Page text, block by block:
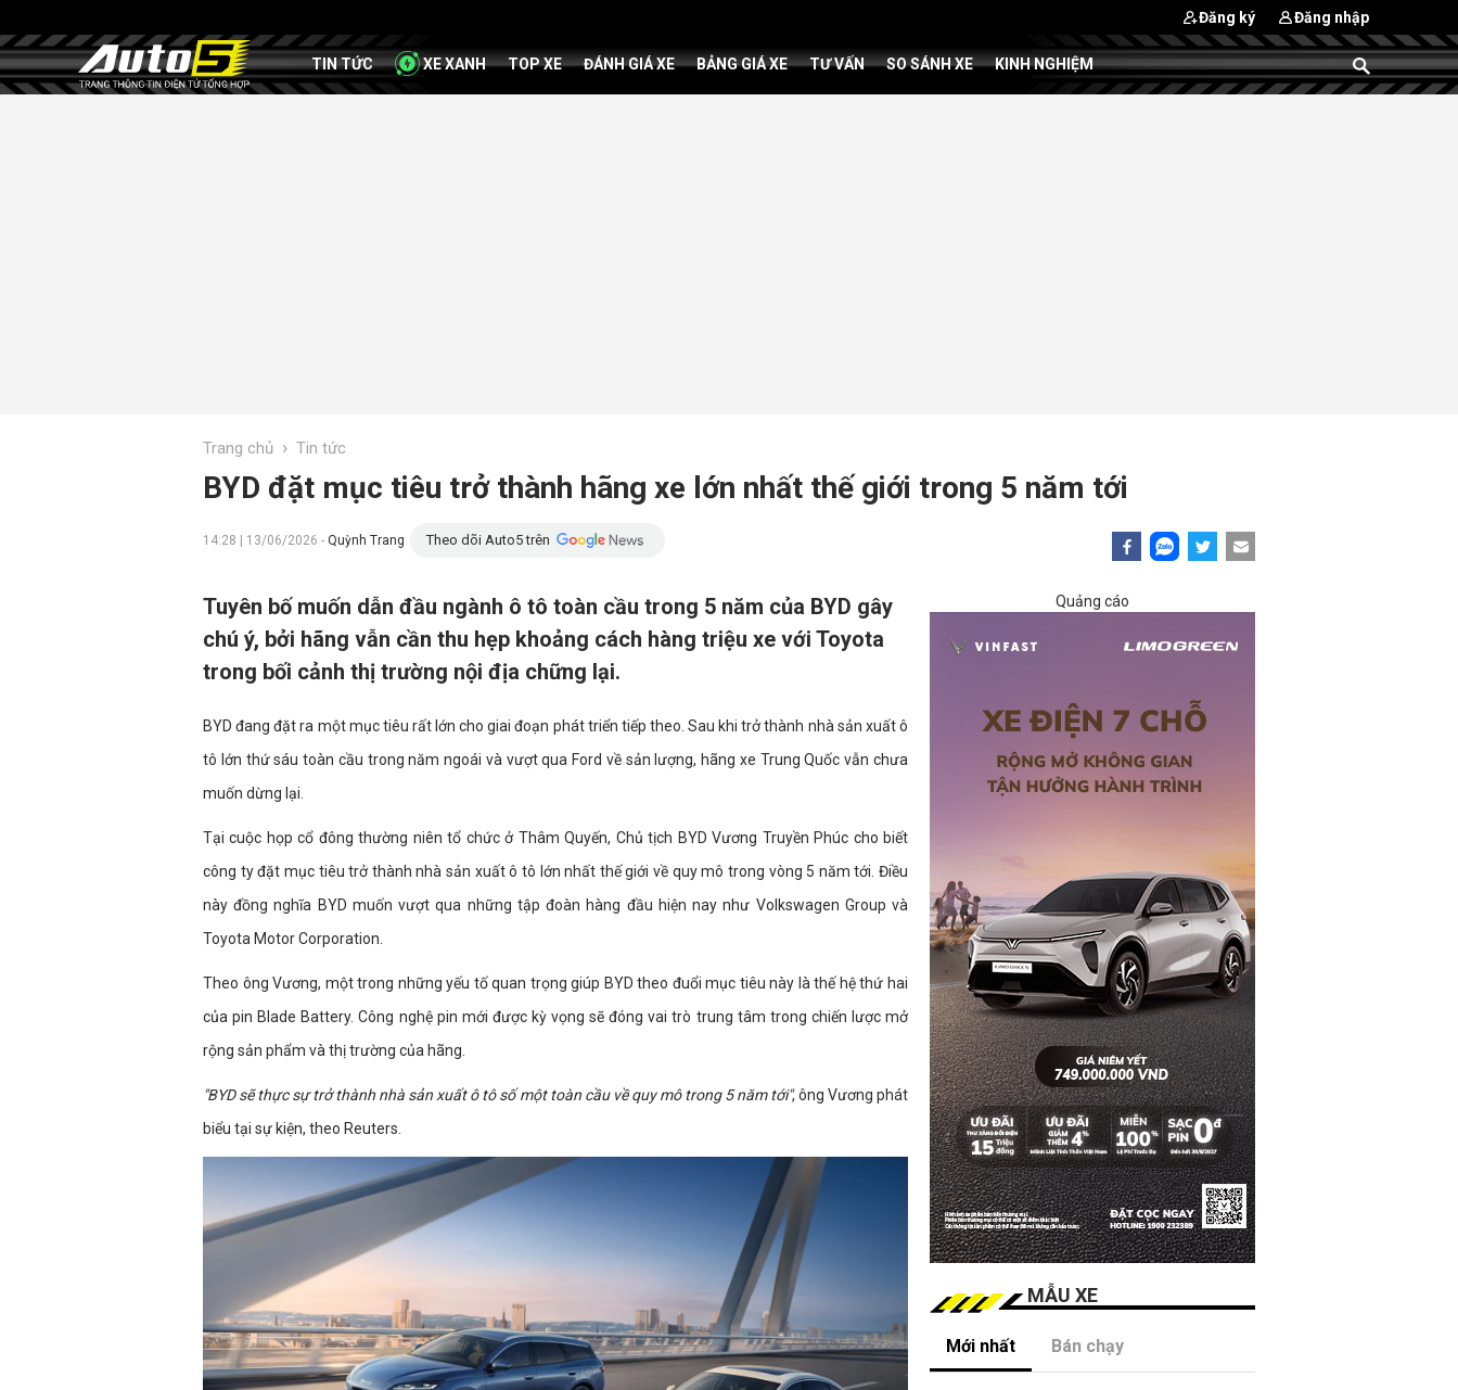
Đăng ký Đăng nhập
TIN TỨC XE XANH TOP XE ĐÁNH GIÁ XE BẢNG GIÁ XE TƯ VẤN SO SÁNH XE KINH NGHIỆM
Trang chủ › Tin tức
BYD đặt mục tiêu trở thành hãng xe lớn nhất thế giới trong 5 năm tới
14:28 | 13/06/2026 - Quỳnh Trang Theo dõi Auto5 trên
Tuyên bố muốn dẫn đầu ngành ô tô toàn cầu trong 5 năm của BYD gây
chú ý, bởi hãng vẫn cần thu hẹp khoảng cách hàng triệu xe với Toyota
trong bối cảnh thị trường nội địa chững lại.
BYD đang đặt ra một mục tiêu rất lớn cho giai đoạn phát triển tiếp theo. Sau khi trở thành nhà sản xuất ô
tô lớn thứ sáu toàn cầu trong năm ngoái và vượt qua Ford về sản lượng, hãng xe Trung Quốc vẫn chưa
muốn dừng lại.
Tại cuộc họp cổ đông thường niên tổ chức ở Thâm Quyến, Chủ tịch BYD Vương Truyền Phúc cho biết
công ty đặt mục tiêu trở thành nhà sản xuất ô tô lớn nhất thế giới về quy mô trong vòng 5 năm tới. Điều
này đồng nghĩa BYD muốn vượt qua những tập đoàn hàng đầu hiện nay như Volkswagen Group và
Toyota Motor Corporation.
Theo ông Vương, một trong những yếu tố quan trọng giúp BYD theo đuổi mục tiêu này là thế hệ thứ hai
của pin Blade Battery. Công nghệ pin mới được kỳ vọng sẽ đóng vai trò trung tâm trong chiến lược mở
rộng sản phẩm và thị trường của hãng.
"BYD sẽ thực sự trở thành nhà sản xuất ô tô số một toàn cầu về quy mô trong 5 năm tới", ông Vương phát
biểu tại sự kiện, theo Reuters.
Quảng cáo
MẪU XE
Mới nhất Bán chạy